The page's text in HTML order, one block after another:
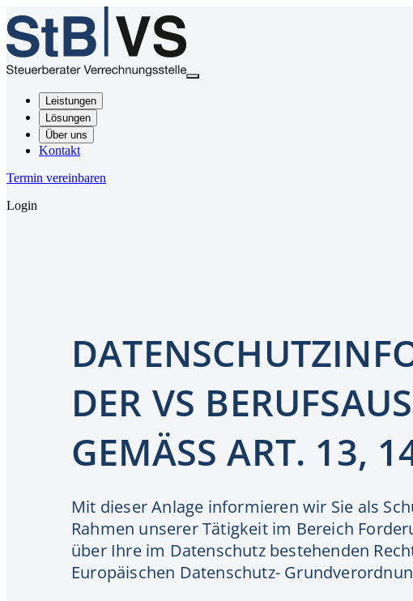
Leistungen
Lösungen
Über uns
Kontakt
Termin vereinbaren
Login
DER VS
GEMÄSS ART. 13,
Mit dieser Anlage informieren wir Sie als
Rahmen unserer Tätigkeit im Bereich
über Ihre im Datenschutz bestehenden
Europäischen Datenschutz-